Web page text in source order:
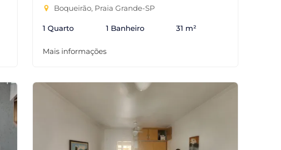
Boqueirão, Praia Grande-SP
1 Quarto 1 Banheiro 31 m²
Mais informações